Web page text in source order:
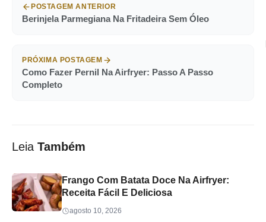
POSTAGEM ANTERIOR
Berinjela Parmegiana Na Fritadeira Sem Óleo
PRÓXIMA POSTAGEM
Como Fazer Pernil Na Airfryer: Passo A Passo
Completo
Leia Também
Frango Com Batata Doce Na Airfryer:
Receita Fácil E Deliciosa
agosto 10, 2026